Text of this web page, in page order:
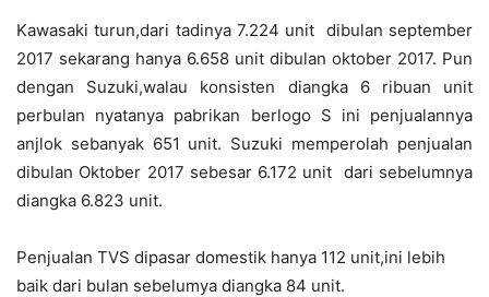
Kawasaki turun,dari tadinya 7.224 unit dibulan september
2017 sekarang hanya 6.658 unit dibulan oktober 2017. Pun
dengan Suzuki,walau konsisten diangka 6 ribuan unit
perbulan nyatanya pabrikan berlogo S ini penjualannya
anjlok sebanyak 651 unit. Suzuki memperolah penjualan
dibulan Oktober 2017 sebesar 6.172 unit dari sebelumnya
diangka 6.823 unit.
Penjualan TVS dipasar domestik hanya 112 unit,ini lebih
baik dari bulan sebelumya diangka 84 unit.